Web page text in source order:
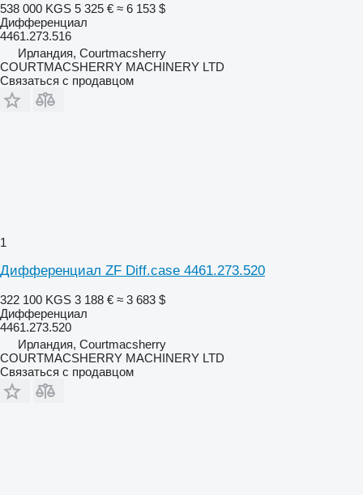
538 000 KGS 5 325 € ≈ 6 153 $
Дифференциал
4461.273.516
Ирландия, Courtmacsherry
COURTMACSHERRY MACHINERY LTD
Связаться с продавцом
1
Дифференциал ZF Diff.case 4461.273.520
322 100 KGS 3 188 € ≈ 3 683 $
Дифференциал
4461.273.520
Ирландия, Courtmacsherry
COURTMACSHERRY MACHINERY LTD
Связаться с продавцом